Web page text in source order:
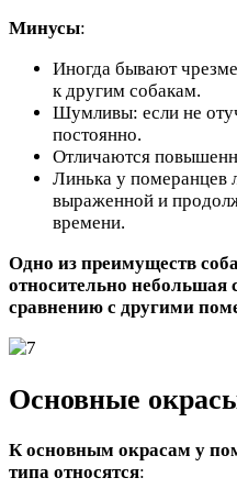
Минусы:
Иногда бывают
к другим собакам.
Шумливы: если не
постоянно.
Отличаются
Линька у померанцев
выраженной и
времени.
Одно из преимуществ
относительно небольшая
сравнению с другими
Основные
К основным окрасам у
типа относятся: